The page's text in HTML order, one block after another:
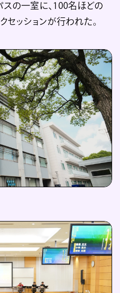
の一室に、100名ほどの
セッションが行われた。